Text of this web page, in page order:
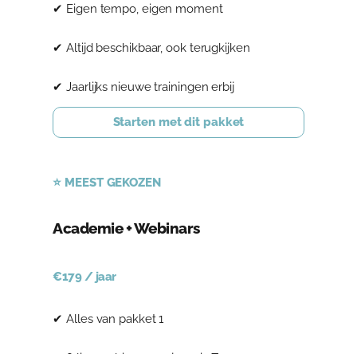
✔ Eigen tempo, eigen moment
✔ Altijd beschikbaar, ook terugkijken
✔ Jaarlijks nieuwe trainingen erbij
Starten met dit pakket
⭐ MEEST GEKOZEN
Academie + Webinars
€179 / jaar
✔ Alles van pakket 1